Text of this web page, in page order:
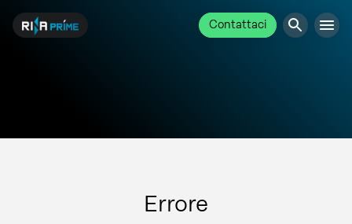
Contattaci
Errore